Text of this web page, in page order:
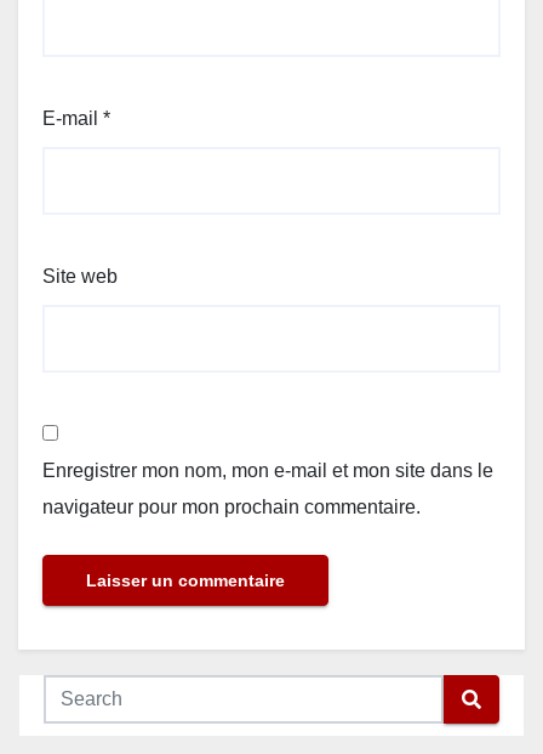
E-mail *
Site web
Enregistrer mon nom, mon e-mail et mon site dans le
navigateur pour mon prochain commentaire.